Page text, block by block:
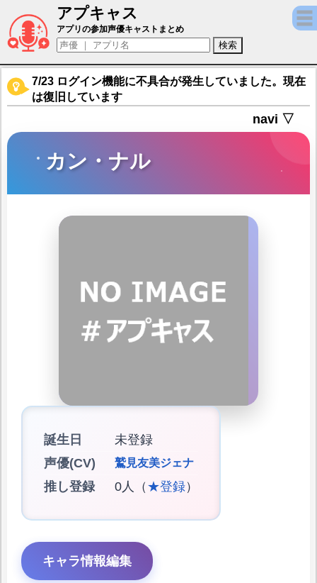
アプキャス
カン・ナル（声優：鷲見友美ジェナ)【アウ
アプリの参加声優キャストまとめ
7/23 ログイン機能に不具合が発生していました。現在
は復旧しています
navi ▽
カン・ナル
誕生日
未登録
声優(CV)
鷲見友美ジェナ
推し登録 0人（ ★登録）
キャラ情報編集